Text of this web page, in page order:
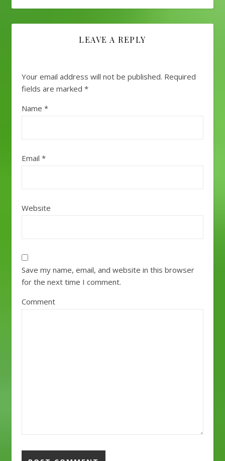
LEAVE A REPLY
Your email address will not be published. Required
fields are marked *
Name *
Email *
Website
Save my name, email, and website in this browser
for the next time I comment.
Comment